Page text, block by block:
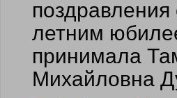
поздравления
летним
принимала
Михайловна